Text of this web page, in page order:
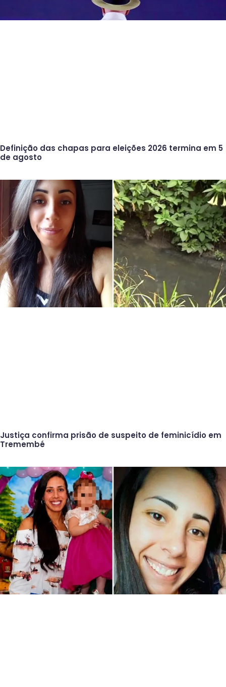
Definição das chapas para eleições 2026 termina em 5
de agosto
Justiça confirma prisão de suspeito de feminicídio em
Tremembé